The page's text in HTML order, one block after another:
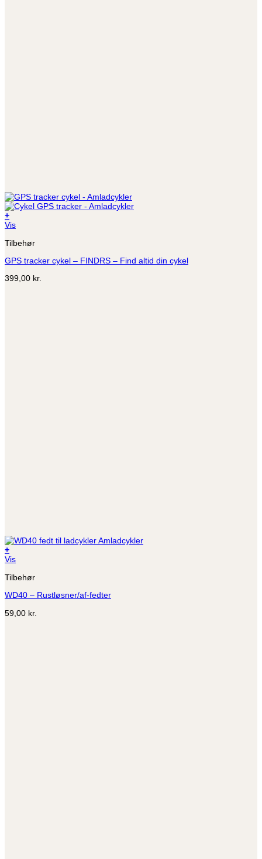
+
Vis
Tilbehør
GPS tracker cykel – FINDRS – Find altid din cykel
399,00 kr.
+
Vis
Tilbehør
WD40 – Rustløsner/af-fedter
59,00 kr.